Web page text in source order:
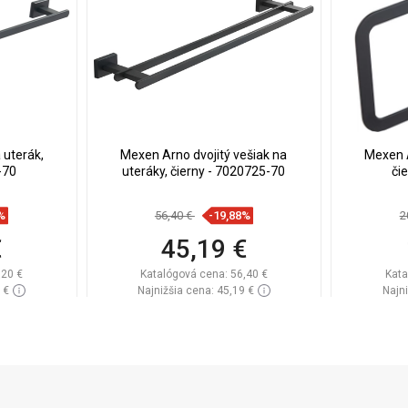
uterák,
€
€
Mexen Arno dvojitý vešiak na
uteráky, čierny - 7020725-70
56,40 € -19,88%
45,19 €
Katalógová cena: 56,40 €
Najnižšia cena: 45,19 €
Mexen